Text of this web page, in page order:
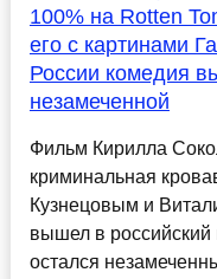
100% на Rotten
его с картинами
России комедия
незамеченной
Фильм Кирилла
криминальная
Кузнецовым и
вышел в российский
остался